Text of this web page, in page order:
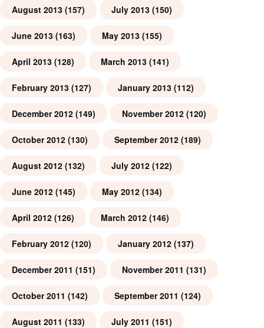
August 2013 (157) July 2013 (150)
June 2013 (163) May 2013 (155)
April 2013 (128) March 2013 (141)
February 2013 (127) January 2013 (112)
December 2012 (149) November 2012 (120)
October 2012 (130) September 2012 (189)
August 2012 (132) July 2012 (122)
June 2012 (145) May 2012 (134)
April 2012 (126) March 2012 (146)
February 2012 (120) January 2012 (137)
December 2011 (151) November 2011 (131)
October 2011 (142) September 2011 (124)
August 2011 (133) July 2011 (151)